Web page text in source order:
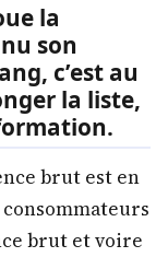
la
son
c’est au
la liste,
brut est en
brut et voire